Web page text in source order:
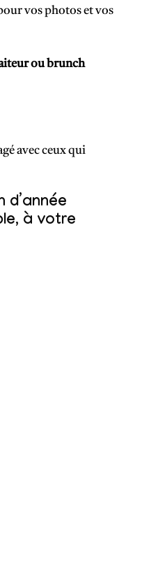
vos photos et vos
ou brunch
avec ceux qui
d’année
, à votre